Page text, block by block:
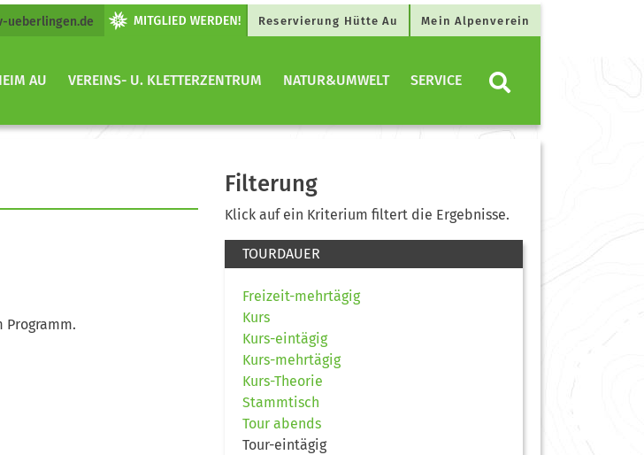
ueberlingen.de Reservierung Hütte Au Mein Alpenverein
AU VEREINS- U. KLETTERZENTRUM NATUR&UMWELT SERVICE
Programm.
Filterung
Klick auf ein Kriterium filtert die Ergebnisse.
TOURDAUER
Freizeit-mehrtägig
Kurs
Kurs-eintägig
Kurs-mehrtägig
Kurs-Theorie
Stammtisch
Tour abends
Tour-eintägig